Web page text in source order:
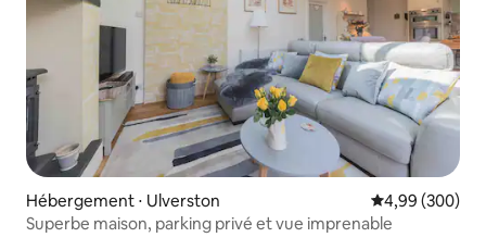
Hébergement ⋅ Ulverston Évaluation
4,99 (300)
Superbe maison, parking privé et vue imprenable